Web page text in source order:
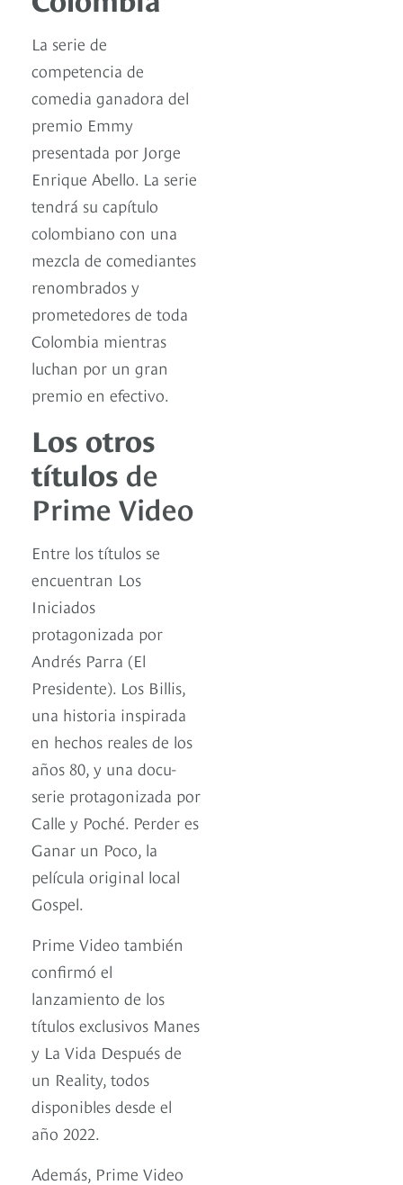
La serie de
competencia de
comedia ganadora del
premio Emmy
presentada por Jorge
Enrique Abello. La serie
tendrá su capítulo
colombiano con una
mezcla de comediantes
renombrados y
prometedores de toda
Colombia mientras
luchan por un gran
premio en efectivo.
Los otros
títulos de
Prime Video
Entre los títulos se
encuentran Los
Iniciados
protagonizada por
Andrés Parra (El
Presidente). Los Billis,
una historia inspirada
en hechos reales de los
años 80, y una docu-
serie protagonizada por
Calle y Poché. Perder es
Ganar un Poco, la
película original local
Gospel.
Prime Video también
confirmó el
lanzamiento de los
títulos exclusivos Manes
y La Vida Después de
un Reality, todos
disponibles desde el
año 2022.
Además, Prime Video